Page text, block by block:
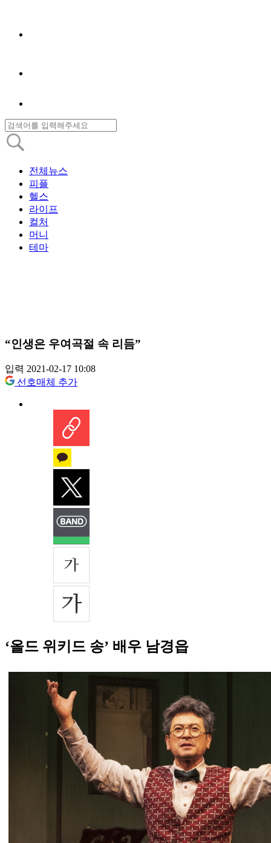
전체뉴스
피플
헬스
라이프
컬처
머니
테마
“인생은 우여곡절 속 리듬”
입력 2021-02-17 10:08
선호매체 추가
‘올드 위키드 송’ 배우 남경읍